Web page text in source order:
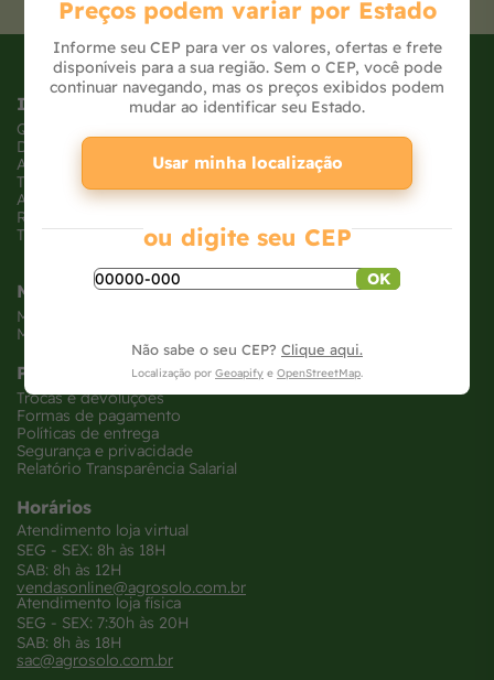
Institucional
Quem somos
Dúvidas frequentes
Atendimento
Trabalhe conosco
Ajude uma ONG
Receba Ofertas
Tabloide de Ofertas
Minha Conta
Meus pedidos
Meus dados
Políticas
Trocas e devoluções
Formas de pagamento
Políticas de entrega
Segurança e privacidade
Relatório Transparência Salarial
Horários
Atendimento loja virtual
SEG - SEX: 8h às 18H
SAB: 8h às 12H
vendasonline@agrosolo.com.br
Atendimento loja física
SEG - SEX: 7:30h às 20H
SAB: 8h às 18H
sac@agrosolo.com.br
Preços podem variar por Estado
Informe seu CEP para ver os valores, ofertas e frete
disponíveis para a sua região. Sem o CEP, você pode
continuar navegando, mas os preços exibidos podem
mudar ao identificar seu Estado.
Usar minha localização
ou digite seu CEP
OK
Não sabe o seu CEP? Clique aqui.
Localização por Geoapify e OpenStreetMap